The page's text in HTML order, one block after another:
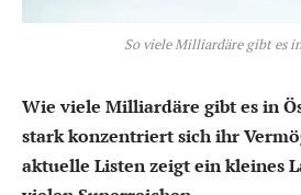
So viele Milliardäre gibt es
Wie viele Milliardäre gibt es in
stark konzentriert sich ihr
aktuelle Listen zeigt ein kleines